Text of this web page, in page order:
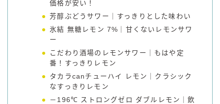
価格が安い！
芳醇ぶどうサワー｜すっきりとした味わい
氷結 無糖レモン 7%｜甘くないレモンサワ
ー
こだわり酒場のレモンサワー｜もはや定
番！すっきりレモン
タカラcanチューハイ レモン｜クラシック
なすっきりレモン
－196℃ ストロングゼロ ダブルレモン｜飲